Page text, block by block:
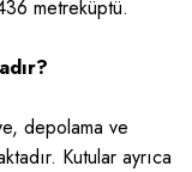
metreküptü.
depolama ve
Kutular ayrıca